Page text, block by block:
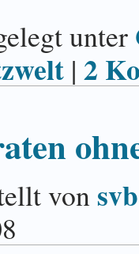
unter
| 2
vonsvb